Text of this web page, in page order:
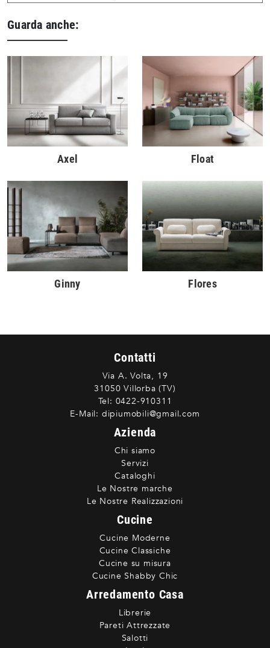
Guarda anche:
Axel Float
Ginny Flores
Contatti
Via A. Volta, 19
31050 Villorba (TV)
Tel: 0422-910311
E-Mail: dipiumobili@gmail.com
Azienda
Chi siamo
Servizi
Cataloghi
Le Nostre marche
Le Nostre Realizzazioni
Cucine
Cucine Moderne
Cucine Classiche
Cucine su misura
Cucine Shabby Chic
Arredamento Casa
Librerie
Pareti Attrezzate
Salotti